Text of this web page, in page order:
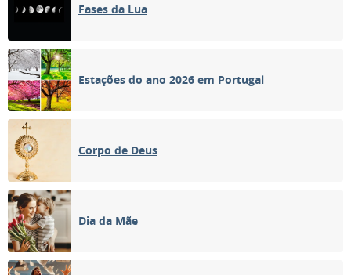
Fases da Lua
Estações do ano 2026 em Portugal
Corpo de Deus
Dia da Mãe